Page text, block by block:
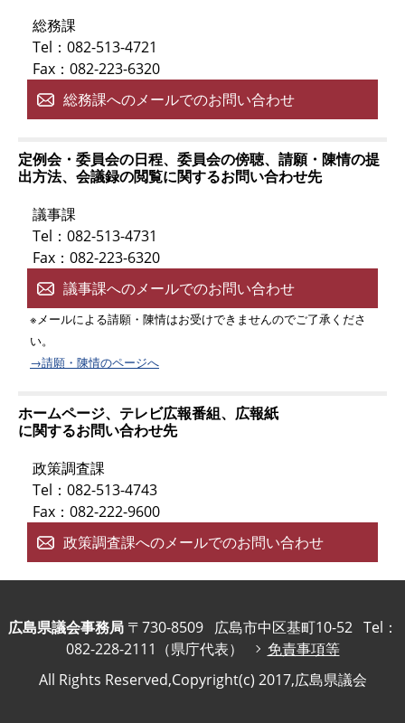
総務課
Tel：082-513-4721
Fax：082-223-6320
総務課へのメールでのお問い合わせ
定例会・委員会の日程、委員会の傍聴、請願・陳情の提
出方法、会議録の閲覧に関するお問い合わせ先
議事課
Tel：082-513-4731
Fax：082-223-6320
議事課へのメールでのお問い合わせ
※メールによる請願・陳情はお受けできませんのでご了承くださ
い。
→請願・陳情のページへ
ホームページ、テレビ広報番組、広報紙
に関するお問い合わせ先
政策調査課
Tel：082-513-4743
Fax：082-222-9600
政策調査課へのメールでのお問い合わせ
広島県議会事務局 〒730-8509 広島市中区基町10-52 Tel：
082-228-2111（県庁代表）
免責事項等
All Rights Reserved,Copyright(c) 2017,広島県議会